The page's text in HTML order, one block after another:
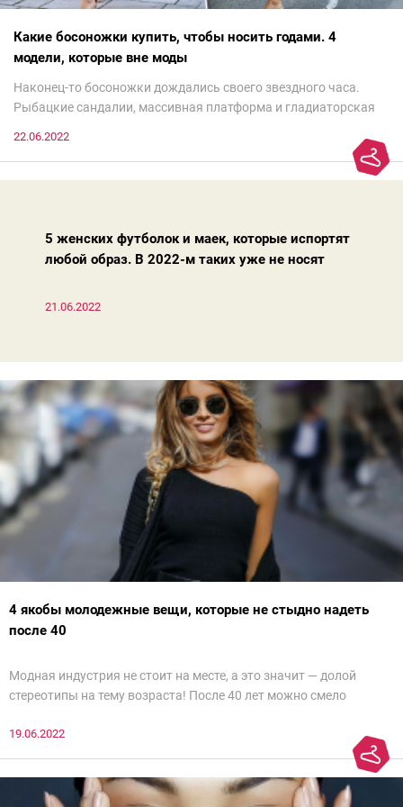
Какие босоножки купить, чтобы носить годами. 4
модели, которые вне моды
Наконец-то босоножки дождались своего звездного часа.
Рыбацкие сандалии, массивная платформа и гладиаторская
модно, совсем не обязательно бежать за ними в магазин.
Достаточно лишь провести ревизию прошлогодних покупок.
22.06.2022
5 женских футболок и маек, которые испортят
любой образ. В 2022-м таких уже не носят
21.06.2022
4 якобы молодежные вещи, которые не стыдно надеть
после 40
Модная индустрия не стоит на месте, а это значит — долой
стереотипы на тему возраста! После 40 лет можно смело
что стоит более вдумчиво вписывать их в стильный,
современный образ. Мы внимательно изучили образы женщин
с чувством стиля и готовы рассказать о 4 якобы молодежных
вещах, которые запросто может надеть дама после 40.
19.06.2022